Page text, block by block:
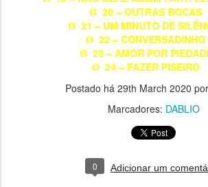
Ø 20 – OUTRAS BOCAS
Ø 21 – UM MINUTO DE
Ø 22 – CONVERSADINHO
Ø 23 – AMOR POR
Ø 24 – FAZER PISEIRO
Postado há 29th March 2020 por
Marcadores: DABLIO
0 Adicionar um